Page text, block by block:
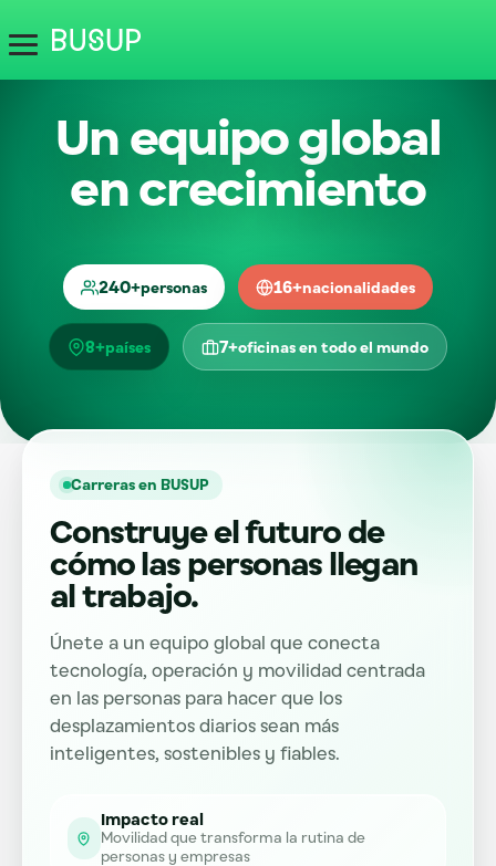
Un equipo global
en crecimiento
240+personas 16+nacionalidades
8+países 7+oficinas en todo el mundo
Carreras en BUSUP
Construye el futuro de
cómo las personas llegan
al trabajo.
Únete a un equipo global que conecta
tecnología, operación y movilidad centrada
en las personas para hacer que los
desplazamientos diarios sean más
inteligentes, sostenibles y fiables.
Impacto real
Movilidad que transforma la rutina de
personas y empresas